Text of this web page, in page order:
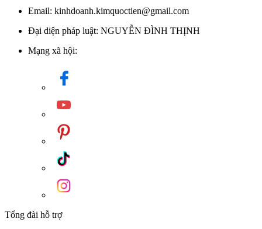
Email: kinhdoanh.kimquoctien@gmail.com
Đại diện pháp luật: NGUYỄN ĐÌNH THỊNH
Mạng xã hội:
Tổng đài hỗ trợ